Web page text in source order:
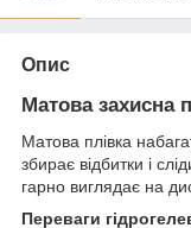
Опис
Матова захисна
Матова плівка
збирає відбитки і
гарно виглядає на
Переваги